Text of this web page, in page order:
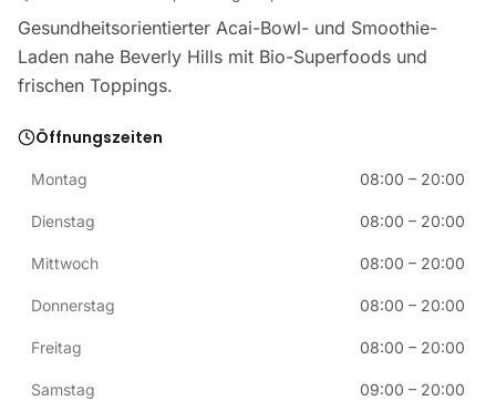
Gesundheitsorientierter Acai-Bowl- und Smoothie-
Laden nahe Beverly Hills mit Bio-Superfoods und
frischen Toppings.
Öffnungszeiten
Montag 08:00 – 20:00
Dienstag 08:00 – 20:00
Mittwoch 08:00 – 20:00
Donnerstag 08:00 – 20:00
Freitag 08:00 – 20:00
Samstag 09:00 – 20:00